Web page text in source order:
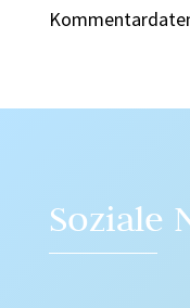
Soziale